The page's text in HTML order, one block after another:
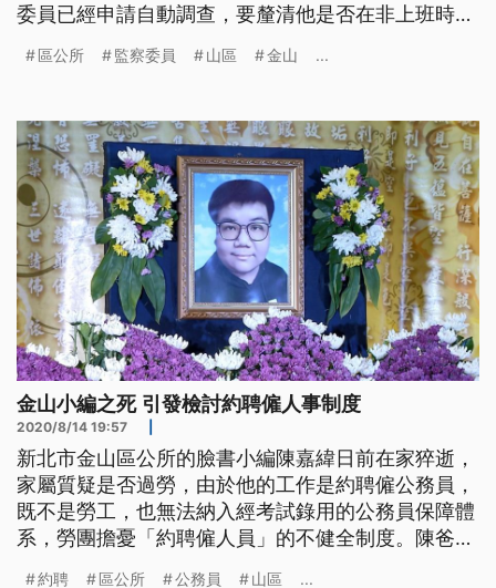
委員已經申請自動調查，要釐清他是否在非上班時
嘉緯的靈堂前，掛滿政治人物與各界送來的花籃與輓
網路小編與新聞聯絡人，是否因為沒日沒夜工作過勞
猝死？三名監察委員申請自動調查
區公所 監察委員 山區 金山 ...
金山小編之死 引發檢討約聘僱人事制度
2020/8/14 19:57
新北市金山區公所的臉書小編陳嘉緯日前在家猝逝，
家屬質疑是否過勞，由於他的工作是約聘僱公務員，
既不是勞工，也無法納入經考試錄用的公務員保障體
系，勞團擔憂「約聘僱人員」的不健全制度。陳爸爸
約聘 區公所 公務員 山區 ...